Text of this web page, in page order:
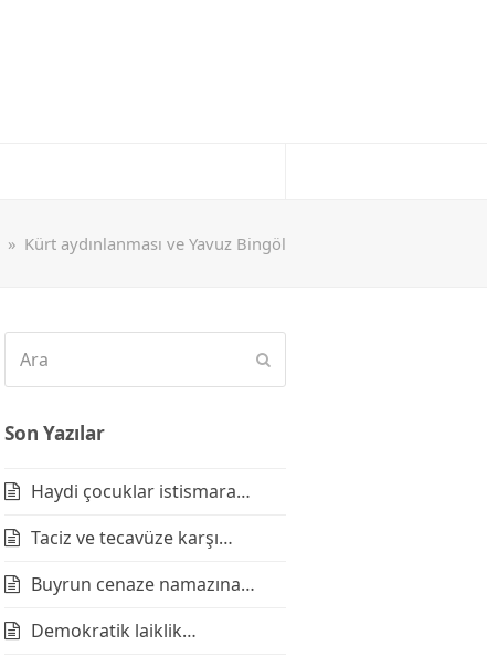
» Kürt aydınlanması ve Yavuz Bingöl
Son Yazılar
Haydi çocuklar istismara…
Taciz ve tecavüze karşı…
Buyrun cenaze namazına…
Demokratik laiklik…